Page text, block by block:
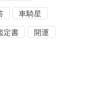
車騎星
定書 開運